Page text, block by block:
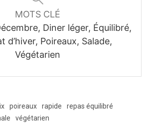
MOTS CLÉ
Diner léger, Équilibré,
d’hiver, Poireaux, Salade,
Végétarien
poireaux rapide
repas équilibré
végétarien